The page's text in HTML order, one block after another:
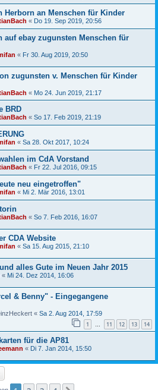
Herborn an Menschen für Kinder
« Do 19. Sep 2019, 20:56
auf ebay zugunsten Menschen für
« Fr 30. Aug 2019, 20:50
zugunsten v. Menschen für Kinder
« Mo 24. Jun 2019, 21:17
BRD
« So 17. Feb 2019, 21:19
« Sa 28. Okt 2017, 10:24
im CdA Vorstand
« Fr 22. Jul 2016, 09:15
neu eingetroffen"
« Mi 2. Mär 2016, 13:01
« So 7. Feb 2016, 16:07
CDA Website
« Sa 15. Aug 2015, 21:10
alles Gute im Neuen Jahr 2015
« Mi 24. Dez 2014, 16:06
& Benny" - Eingegangene
« Sa 2. Aug 2014, 17:59
1 … 11 12 13 14
für die AP81
« Di 7. Jan 2014, 15:50